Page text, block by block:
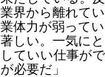
業界から離れて
業体力が弱って
著しい。一気に
していい仕事が
が必要だ」